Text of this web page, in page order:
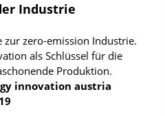
Industrie
zur zero-emission Industrie.
als Schlüssel für die
Produktion.
innovation austria